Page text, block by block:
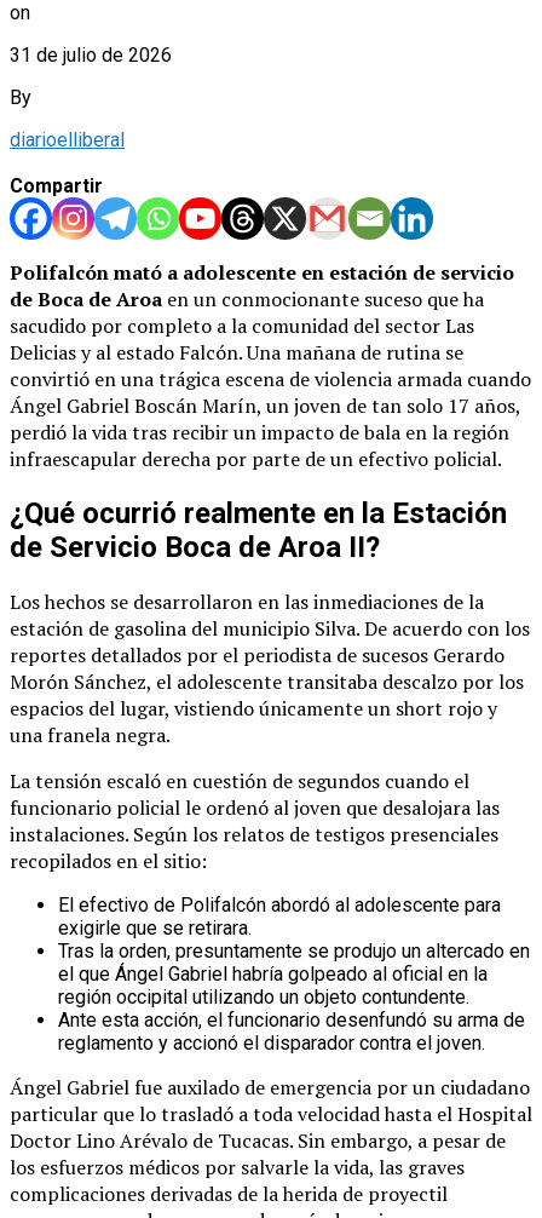
on
31 de julio de 2026
By
diarioelliberal
Compartir
Polifalcón mató a adolescente en estación de servicio
de Boca de Aroa en un conmocionante suceso que ha
sacudido por completo a la comunidad del sector Las
Delicias y al estado Falcón. Una mañana de rutina se
convirtió en una trágica escena de violencia armada cuando
Ángel Gabriel Boscán Marín, un joven de tan solo 17 años,
perdió la vida tras recibir un impacto de bala en la región
infraescapular derecha por parte de un efectivo policial.
¿Qué ocurrió realmente en la Estación
de Servicio Boca de Aroa II?
Los hechos se desarrollaron en las inmediaciones de la
estación de gasolina del municipio Silva. De acuerdo con los
reportes detallados por el periodista de sucesos Gerardo
Morón Sánchez, el adolescente transitaba descalzo por los
espacios del lugar, vistiendo únicamente un short rojo y
una franela negra.
La tensión escaló en cuestión de segundos cuando el
funcionario policial le ordenó al joven que desalojara las
instalaciones. Según los relatos de testigos presenciales
recopilados en el sitio:
El efectivo de Polifalcón abordó al adolescente para
exigirle que se retirara.
Tras la orden, presuntamente se produjo un altercado en
el que Ángel Gabriel habría golpeado al oficial en la
región occipital utilizando un objeto contundente.
Ante esta acción, el funcionario desenfundó su arma de
reglamento y accionó el disparador contra el joven.
Ángel Gabriel fue auxilado de emergencia por un ciudadano
particular que lo trasladó a toda velocidad hasta el Hospital
Doctor Lino Arévalo de Tucacas. Sin embargo, a pesar de
los esfuerzos médicos por salvarle la vida, las graves
complicaciones derivadas de la herida de proyectil